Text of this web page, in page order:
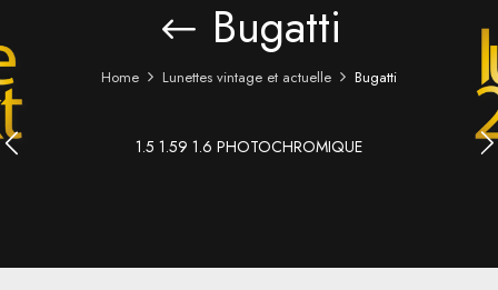
Bugatti
Home Lunettes vintage et actuelle Bugatti
1.5 1.59 1.6 PHOTOCHROMIQUE